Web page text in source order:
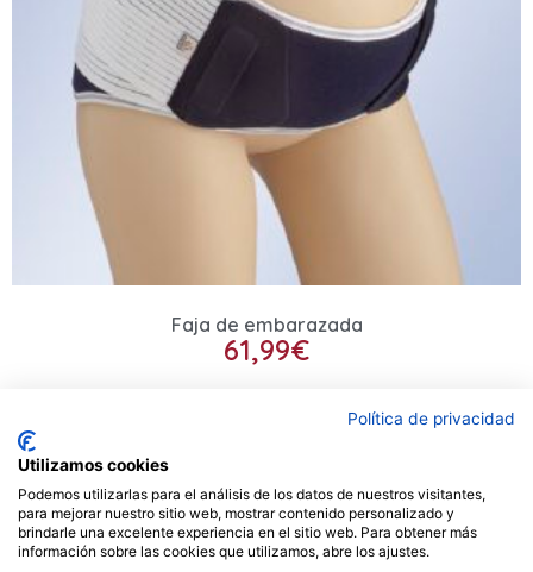
Faja de embarazada
61,99€
Seleccionar opciones
Contacto
Privacidad Aviso legal Cookies Envios
Política de privacidad
Utilizamos cookies
Podemos utilizarlas para el análisis de los datos de nuestros visitantes,
para mejorar nuestro sitio web, mostrar contenido personalizado y
brindarle una excelente experiencia en el sitio web. Para obtener más
información sobre las cookies que utilizamos, abre los ajustes.